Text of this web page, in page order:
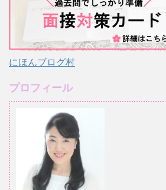
にほんブログ村
プロフィール